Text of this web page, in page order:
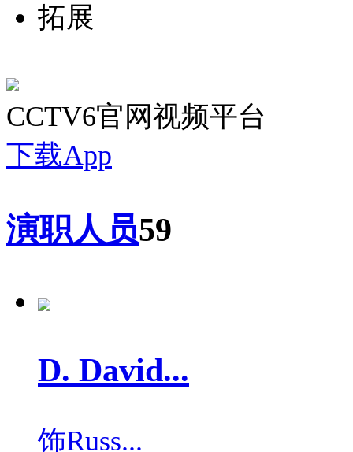
拓展
CCTV6官网视频平台
下载App
演职人员59
D. David...
饰Russ...